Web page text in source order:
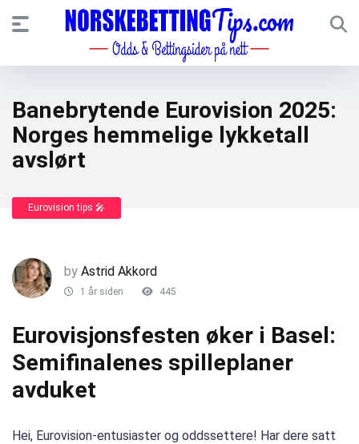
Banebrytende Eurovision 2025:
Norges hemmelige lykketall
avslørt
Eurovision tips 🎤
by Astrid Akkord
1 år siden 445
Eurovisjonsfesten øker i Basel:
Semifinalenes spilleplaner
avduket
Hei, Eurovision-entusiaster og oddssettere! Har dere satt